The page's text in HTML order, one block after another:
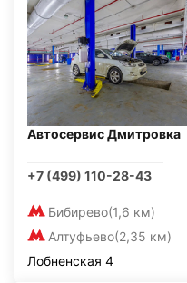
Автосервис Дмитровка
+7 (499) 110-28-43
Бибирево(1,6 км)
Алтуфьево(2,35 км)
Лобненская 4